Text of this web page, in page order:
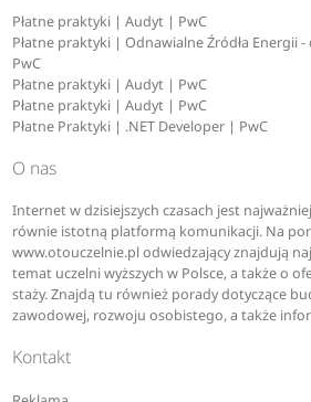
Płatne praktyki | Audyt | PwC
Płatne praktyki | Odnawialne Źródła Energii
PwC
Płatne praktyki | Audyt | PwC
Płatne praktyki | Audyt | PwC
Płatne Praktyki | .NET Developer | PwC
O nas
Internet w dzisiejszych czasach jest
równie istotną platformą komunikacji. Na
www.otouczelnie.pl odwiedzający znajdują
temat uczelni wyższych w Polsce, a także o
staży. Znajdą tu również porady dotyczące
zawodowej, rozwoju osobistego, a także
Kontakt